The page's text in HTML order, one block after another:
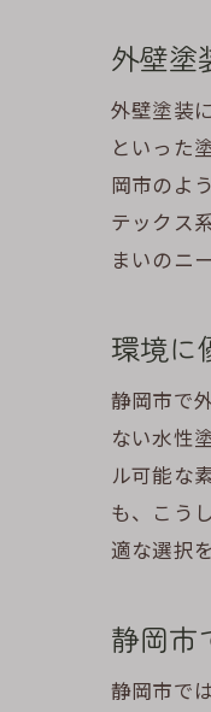
外壁塗
外壁塗装
といった
岡市のよ
テックス
まいのニ
環境に
静岡市で
ない水性
ル可能な
も、こう
適な選択
静岡市
静岡市で